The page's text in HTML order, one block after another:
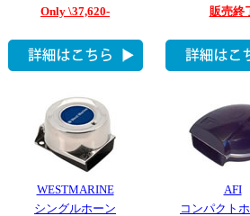
Only \37,620-
販売終
WESTMARINE
シングルホーン
AFI
コンパクト